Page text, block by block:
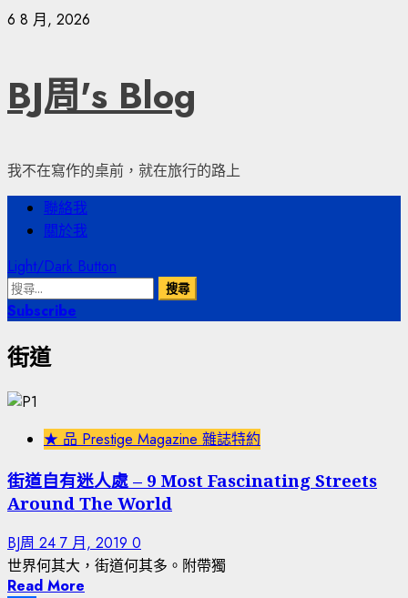
Skip
6 8 月, 2026
BJ周's Blog
我不在寫作的桌前，就在旅行的路上
Primary
Menu
聯絡我
關於我
Light/Dark Button
搜
尋
鍵
Subscribe
街道
★ 品 Prestige Magazine 雜誌特約
街道自有迷人處 – 9 Most Fascinating Streets
Around The World
BJ周 24 7 月, 2019 0
世界何其大，街道何其多。附帶獨
Read More